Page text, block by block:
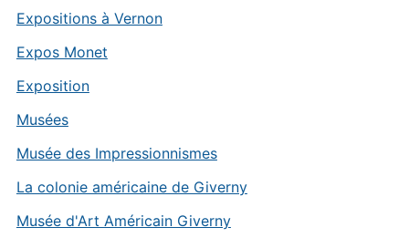
Expositions à Vernon
Expos Monet
Exposition
Musées
Musée des Impressionnismes
La colonie américaine de Giverny
Musée d'Art Américain Giverny